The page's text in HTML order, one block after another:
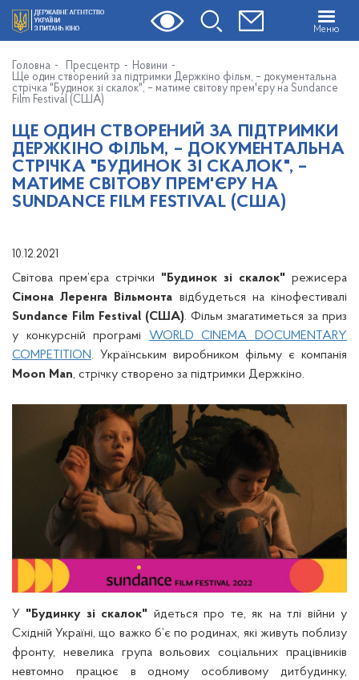
Меню
Головна Пресцентр
Новини
Ще один створений за підтримки Держкіно фільм, – документальна
стрічка "Будинок зі скалок", – матиме світову прем'єру на Sundance
Film Festival (США)
ЩЕ ОДИН СТВОРЕНИЙ ЗА ПІДТРИМКИ
ДЕРЖКІНО ФІЛЬМ, – ДОКУМЕНТАЛЬНА
СТРІЧКА "БУДИНОК ЗІ СКАЛОК", –
МАТИМЕ СВІТОВУ ПРЕМ'ЄРУ НА
SUNDANCE FILM FESTIVAL (США)
10.12.2021
Світова прем’єра стрічки "Будинок зі скалок" режисера
Сімона Леренга Вільмонта відбудеться на кінофестивалі
Sundance Film Festival (США). Фільм змагатиметься за приз
у конкурсній програмі WORLD CINEMA DOCUMENTARY
COMPETITION. Українським виробником фільму є компанія
Moon Man, стрічку створено за підтримки Держкіно.
У "Будинку зі скалок" йдеться про те, як на тлі війни у
Східній Україні, що важко б’є по родинах, які живуть поблизу
фронту, невелика група вольових соціальних працівників
невтомно працює в одному особливому дитбудинку,